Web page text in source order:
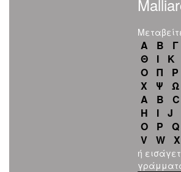
Α
Β Γ
Θ
Ι Κ
Ο
Π Ρ
Χ
Ψ
Ω
A
B C
H
I J
O
P Q
V
W X
ή